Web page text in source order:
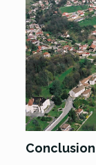
Conclusion